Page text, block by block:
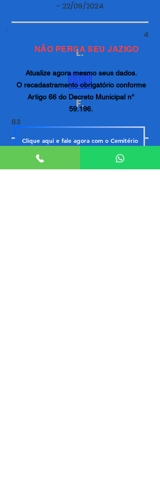
- 22/09/2024
4
L.
F.
83
NÃO PERCA SEU JAZIGO
Atualize agora mesmo seus dados.
O recadastramento obrigatório conforme
Artigo 66 do Decreto Municipal n°
59.196.
Clique aqui e fale agora com o Cemitério